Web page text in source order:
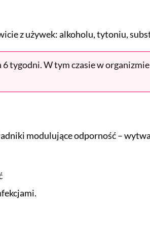
z używek: alkoholu, tytoniu,
tygodni. W tym czasie w
modulujące odporność –